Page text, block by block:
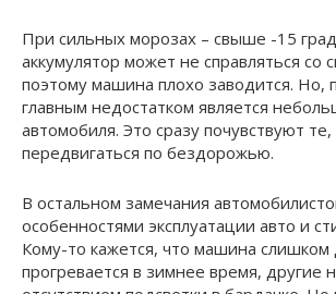
При сильных морозах – свыше -15
аккумулятор может не справляться со
поэтому машина плохо заводится. Но,
главным недостатком является
автомобиля. Это сразу почувствуют
передвигаться по бездорожью.
В остальном замечания
особенностями эксплуатации авто и
Кому-то кажется, что машина слишком
прогревается в зимнее время, другие